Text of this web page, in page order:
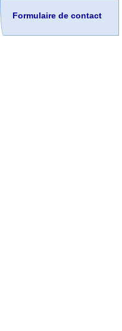
Formulaire de contact